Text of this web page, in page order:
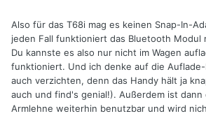
Also für das T68i mag es keinen Snap-In-
jeden Fall funktioniert das Bluetooth Modul
Du kannste es also nur nicht im Wagen
funktioniert. Und ich denke auf die
auch verzichten, denn das Handy hält ja
auch und find's genial!). Außerdem ist
Armlehne weiterhin benutzbar und wird